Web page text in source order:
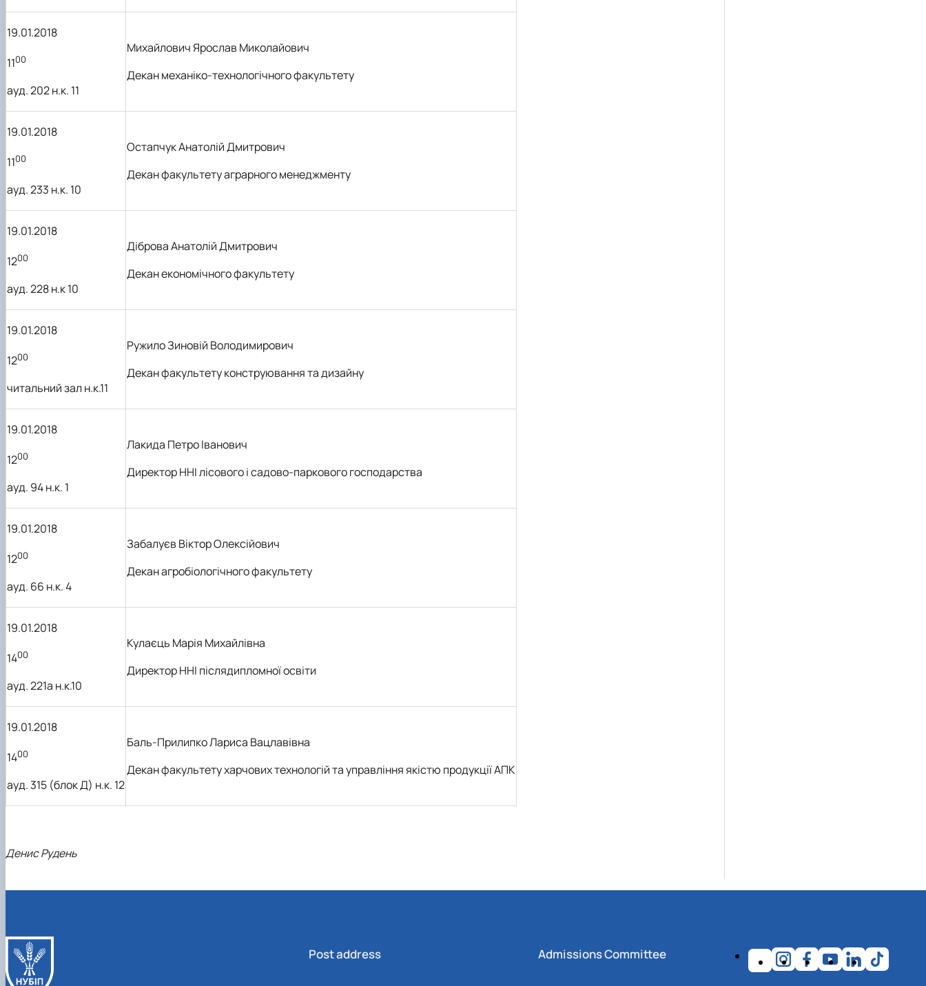
19.01.2018
1100
ауд. 202 н.к. 11
Михайлович Ярослав Миколайович
Декан механіко-технологічного факультету
19.01.2018
1100
ауд. 233 н.к. 10
Остапчук Анатолій Дмитрович
Декан факультету аграрного менеджменту
19.01.2018
1200
ауд. 228 н.к 10
Діброва Анатолій Дмитрович
Декан економічного факультету
19.01.2018
1200
читальний зал н.к.11
Ружило Зиновій Володимирович
Декан факультету конструювання та дизайну
19.01.2018
1200
ауд. 94 н.к. 1
Лакида Петро Іванович
ДиректорННІлісового і садово-паркового господарства
19.01.2018
1200
ауд. 66 н.к. 4
Забалуєв Віктор Олексійович
Декан агробіологічногофакультету
19.01.2018
1400
ауд. 221а н.к.10
Кулаєць Марія Михайлівна
ДиректорННІ післядипломної освіти
19.01.2018
1400
ауд. 315 (блок Д) н.к. 12
Баль-Прилипко Лариса Вацлавівна
Декан факультетухарчових технологій та управління якістю продукції АПК
Денис Рудень
Post address Admissions Committee